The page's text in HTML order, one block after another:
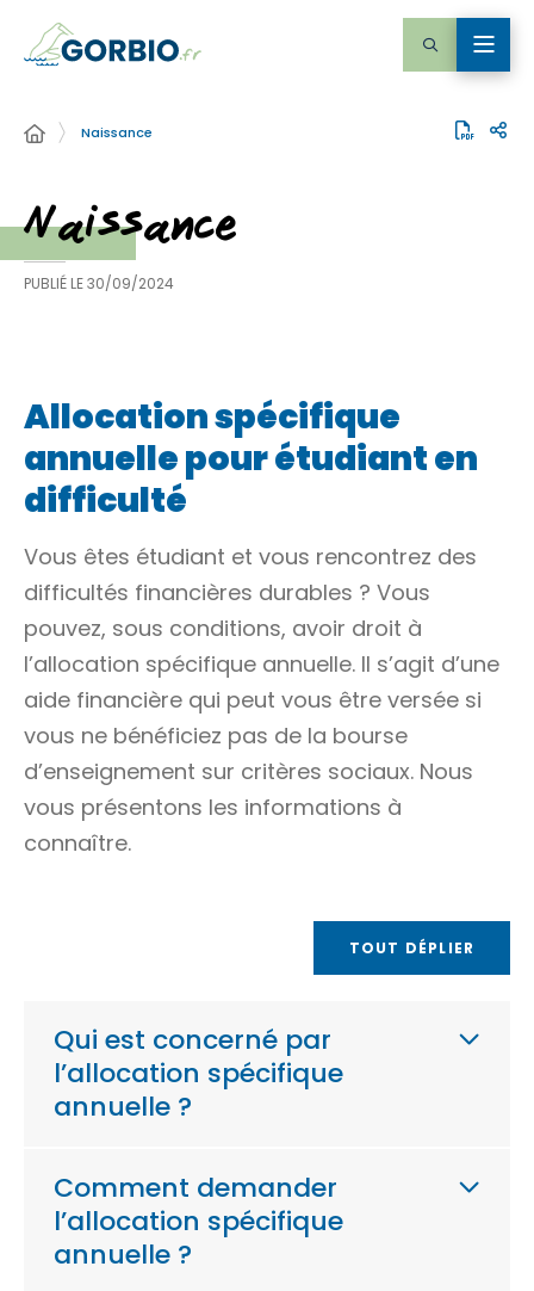
Naissance
Naissance
PUBLIÉ LE30/09/2024
Allocation spécifique
annuelle pour étudiant en
difficulté
Vous êtes étudiant et vous rencontrez des
difficultés financières durables ? Vous
pouvez, sous conditions, avoir droit à
l’allocation spécifique annuelle. Il s’agit d’une
aide financière qui peut vous être versée si
vous ne bénéficiez pas de la bourse
d’enseignement sur critères sociaux. Nous
vous présentons les informations à
connaître.
TOUT DÉPLIER
Qui est concerné par
l’allocation spécifique
annuelle ?
Comment demander
l’allocation spécifique
annuelle ?